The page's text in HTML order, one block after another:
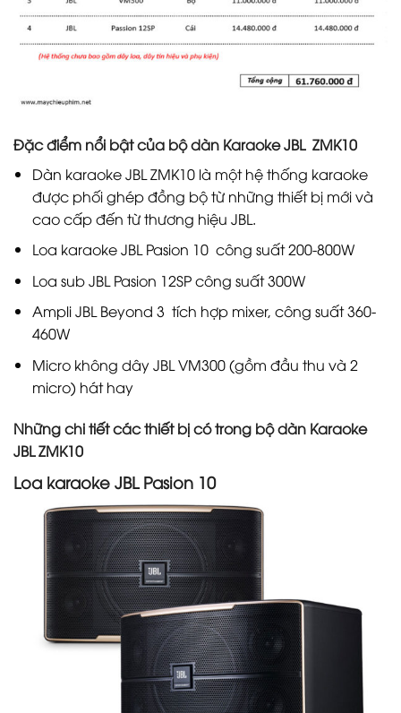
Đặc điểm nổi bật của bộ dàn Karaoke JBL ZMK10
Dàn karaoke JBL ZMK10 là một hệ thống karaoke
được phối ghép đồng bộ từ những thiết bị mới và
cao cấp đến từ thương hiệu JBL.
Loa karaoke JBL Pasion 10 công suất 200-800W
Loa sub JBL Pasion 12SP công suất 300W
Ampli JBL Beyond 3 tích hợp mixer, công suất 360-
460W
Micro không dây JBL VM300 (gồm đầu thu và 2
micro) hát hay
Những chi tiết các thiết bị có trong bộ dàn Karaoke
JBL ZMK10
Loa karaoke JBL Pasion 10